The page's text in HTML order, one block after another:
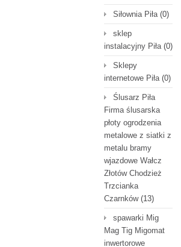
Siłownia Piła(0)
sklep
instalacyjny Piła(0)
Sklepy
internetowe Piła(0)
Ślusarz Piła
Firma ślusarska
płoty ogrodzenia
metalowe z siatki z
metalu bramy
wjazdowe Wałcz
Złotów Chodzież
Trzcianka
Czarnków(13)
spawarki Mig
Mag Tig Migomat
inwertorowe